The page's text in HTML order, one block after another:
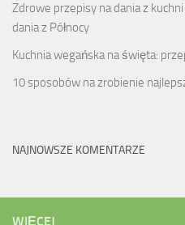
Zdrowe przepisy na dania z
dania z Północy
Kuchnia wegańska na święta:
10 sposobów na zrobienie
NAJNOWSZE KOMENTARZE
WIĘCEJ